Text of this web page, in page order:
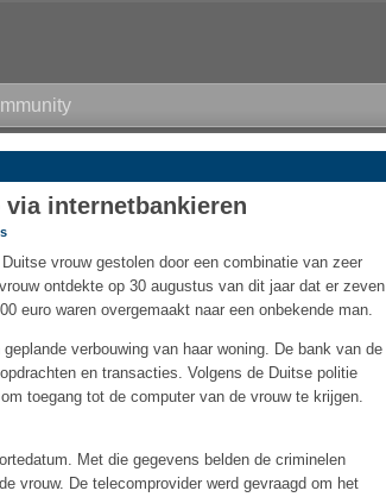
internetbankieren
vrouw gestolen door een combinatie van zeer
ontdekte op 30 augustus van dit jaar dat er zeven
euro waren overgemaakt naar een onbekende man.
verbouwing van haar woning. De bank van de
en transacties. Volgens de Duitse politie
toegang tot de computer van de vrouw te krijgen.
Met die gegevens belden de criminelen
vrouw. De telecomprovider werd gevraagd om het